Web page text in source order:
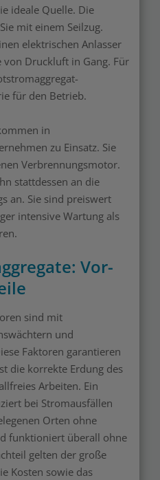
ideale Quelle. Die
mit einem Seilzug.
elektrischen Anlasser
Druckluft in Gang. Für
für den Betrieb.
in
zu Einsatz. Sie
Verbrennungsmotor.
stattdessen an die
an. Sie sind preiswert
intensive Wartung als
Vor-
sind mit
und
Faktoren garantieren
die korrekte Erdung des
Arbeiten. Ein
bei Stromausfällen
Orten ohne
funktioniert überall ohne
gelten der große
Kosten sowie das